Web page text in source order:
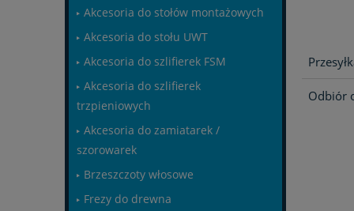
Akcesoria do stołów montażowych
Akcesoria do stołu UWT
Akcesoria do szlifierek FSM
Akcesoria do szlifierek
trzpieniowych
Akcesoria do zamiatarek /
szorowarek
Brzeszczoty włosowe
Frezy do drewna
Odbiór